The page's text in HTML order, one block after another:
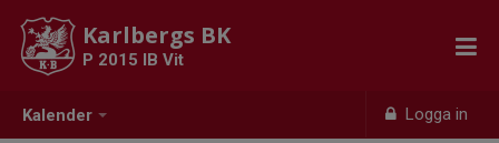
Kalender Logga in
Karlbergs BK
P 2015 IB Vit